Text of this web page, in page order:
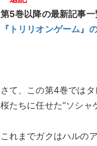
第5巻以降の最新記事
『トリリオンゲーム』
さて、この第4巻では
桜たちに任せた“ソシャ
これまでガクはハルの